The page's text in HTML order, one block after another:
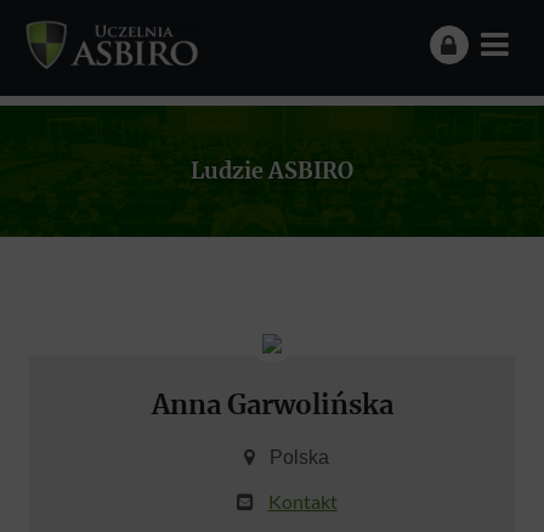
Ludzie ASBIRO
Anna Garwolińska
Polska
Kontakt